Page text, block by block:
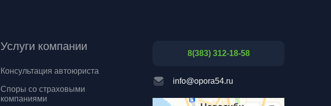
Услуги компании
Консультация автоюриста
8(383) 312-18-58
info@opora54.ru
Споры со страховыми
компаниями